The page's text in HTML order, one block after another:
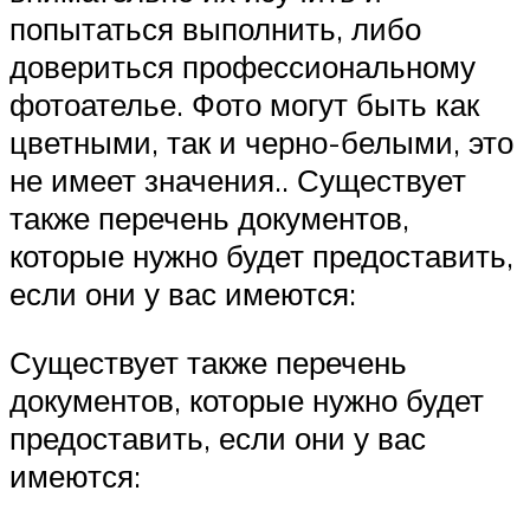
попытаться выполнить, либо
довериться профессиональному
фотоателье. Фото могут быть как
цветными, так и черно-белыми, это
не имеет значения.. Существует
также перечень документов,
которые нужно будет предоставить,
если они у вас имеются:
Существует также перечень
документов, которые нужно будет
предоставить, если они у вас
имеются: